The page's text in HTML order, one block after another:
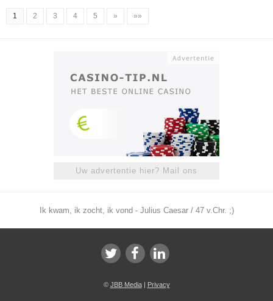
1 2 3 4 5 » »»
Uw advertentie hier? Mail ons
Ik kwam, ik zocht, ik vond - Julius Caesar / 47 v.Chr. ;)
© JBB Media| Privacy